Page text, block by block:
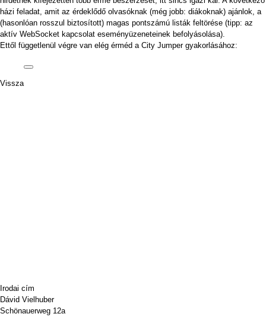
házi feladat, amit az érdeklődő olvasóknak (még jobb: diákoknak) ajánlok, a
(hasonlóan rosszul biztosított) magas pontszámú listák feltörése (tipp: az
aktív WebSocket kapcsolat eseményüzeneteinek befolyásolása).
Ettől függetlenül végre van elég érméd a City Jumper gyakorlásához:
Vissza
Irodai cím
Dávid Vielhuber
Schönauerweg 12a